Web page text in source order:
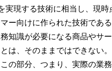
実現する技術に相当し、現時
ー向けに作られた技術であ
知識が必要になる商品やサ
は、そのままではできない。
の部分、つまり、実際の業